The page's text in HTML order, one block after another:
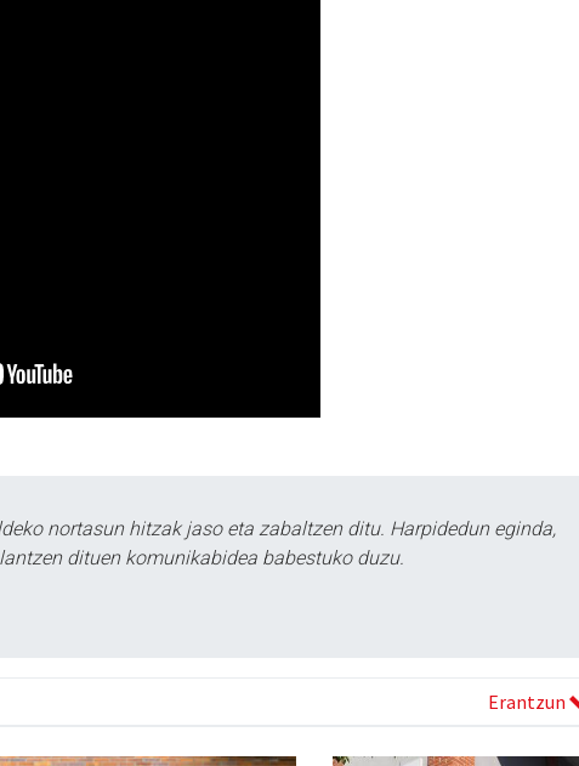
nortasun hitzak jaso eta zabaltzen ditu. Harpidedun eginda,
dituen komunikabidea babestuko duzu.
Erantzun